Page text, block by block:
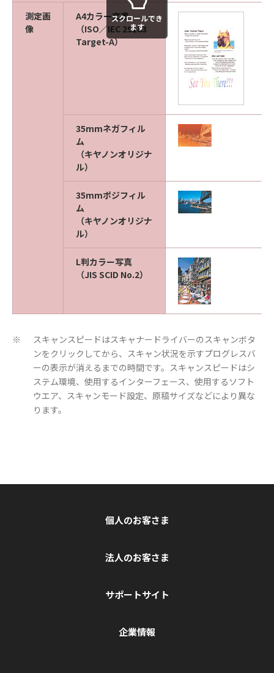
測定画
像
A4カラー文書
（ISO／IEC 29183
Target-A）
35mmネガフィル
ム
（キヤノンオリジナ
ル）
35mmポジフィル
ム
（キヤノンオリジナ
ル）
L判カラー写真
（JIS SCID No.2）
スクロールでき
ます
※
スキャンスピードはスキャナードライバーのスキャンボタ
ンをクリックしてから、スキャン状況を示すプログレスバ
ーの表示が消えるまでの時間です。スキャンスピードはシ
ステム環境、使用するインターフェース、使用するソフト
ウエア、スキャンモード設定、原稿サイズなどにより異な
ります。
個人のお客さま
法人のお客さま
サポートサイト
企業情報